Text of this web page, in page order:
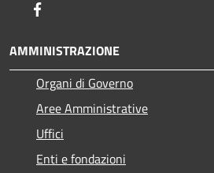
AMMINISTRAZIONE
Organi di Governo
Aree Amministrative
Uffici
Enti e fondazioni